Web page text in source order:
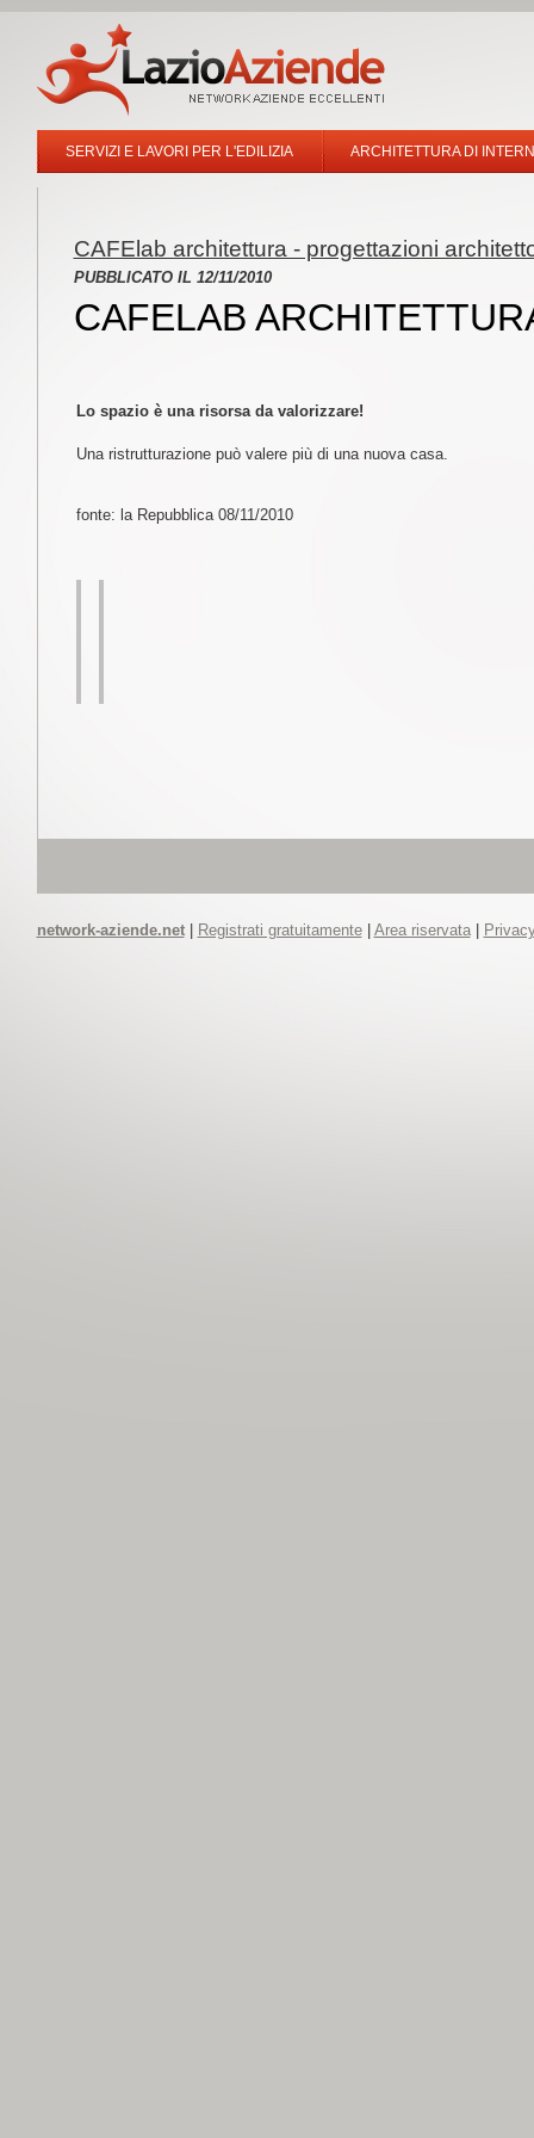
SERVIZI E LAVORI PER L'EDILIZIA ARCHITETTURA DI
CAFElab architettura - progettazioni
PUBBLICATO IL 12/11/2010
CAFELAB
Lo spazio è una risorsa da valorizzare!
Una ristrutturazione può valere più di una nuova casa.
fonte: la Repubblica 08/11/2010
network-aziende.net| Registrati gratuitamente| Area riservata|